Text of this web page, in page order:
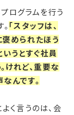
ログラムを行う
「スタッフは、
められたほう
いうとすぐ社員
けれど、重要な
んです。
く言うのは、会